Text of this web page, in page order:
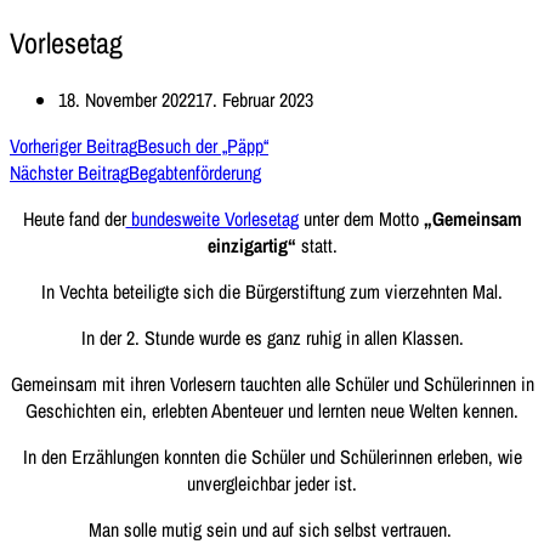
Vorlesetag
18. November 202217. Februar 2023
Vorheriger BeitragBesuch der „Päpp“
Nächster BeitragBegabtenförderung
Heute fand derbundesweite Vorlesetagunter dem Motto„Gemeinsam
einzigartig“ statt.
In Vechta beteiligte sich die Bürgerstiftung zum vierzehnten Mal.
In der 2. Stunde wurde es ganz ruhig in allen Klassen.
Gemeinsam mit ihren Vorlesern tauchten alle Schüler und Schülerinnen in
Geschichten ein, erlebten Abenteuer und lernten neue Welten kennen.
In den Erzählungen konnten die Schüler und Schülerinnen erleben, wie
unvergleichbar jeder ist.
Man solle mutig sein und auf sich selbst vertrauen.